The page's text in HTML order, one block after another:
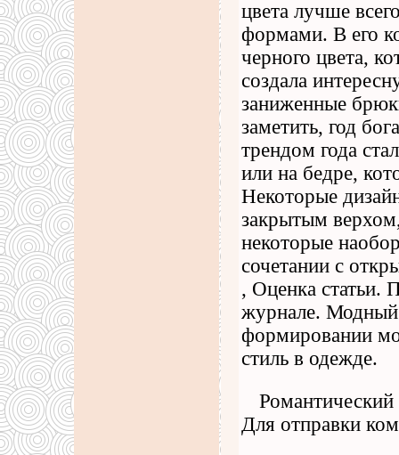
цвета лучше
формами. В его
черного цвета,
создала
заниженные
заметить, год
трендом года
или на бедре,
Некоторые
закрытым
некоторые
сочетании с
, Оценка статьи.
журнале. Модный
формировании
стиль в одежде.
Для отправки